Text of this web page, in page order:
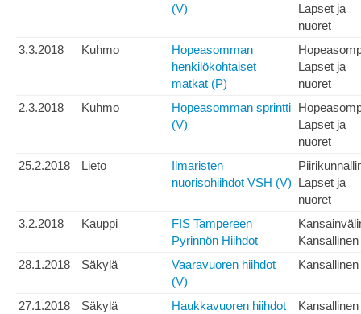
(V)
Lapset ja
nuoret
3.3.2018
Kuhmo
Hopeasomman
henkilökohtaiset
matkat (P)
Lapset ja
nuoret
2.3.2018
Kuhmo
Hopeasomman sprintti
(V)
Lapset ja
nuoret
25.2.2018
Lieto
Ilmaristen
nuorisohiihdot VSH (V) Lapset ja
nuoret
3.2.2018
Kauppi
FIS Tampereen
Pyrinnön Hiihdot
Kansallinen
28.1.2018
Säkylä
Vaaravuoren hiihdot
(V)
Kansallinen
27.1.2018 Säkylä
Haukkavuoren hiihdot
Kansallinen